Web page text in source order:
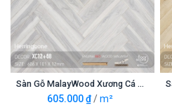
Sàn Gỗ MalayWood Xương Cá XC12+68
605.000₫ /m²